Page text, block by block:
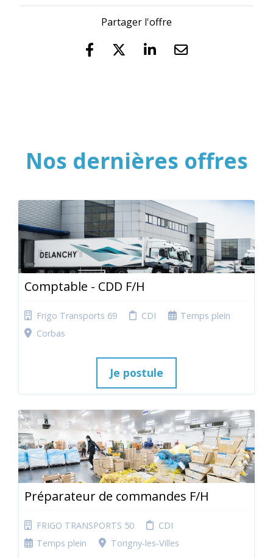
Partager l'offre
Nos dernières offres
Comptable - CDD F/H
Frigo Transports 69 CDI
Temps plein
Corbas
Je postule
Préparateur de commandes F/H
FRIGO TRANSPORTS 50
CDI
Temps plein
Torigny-les-Villes